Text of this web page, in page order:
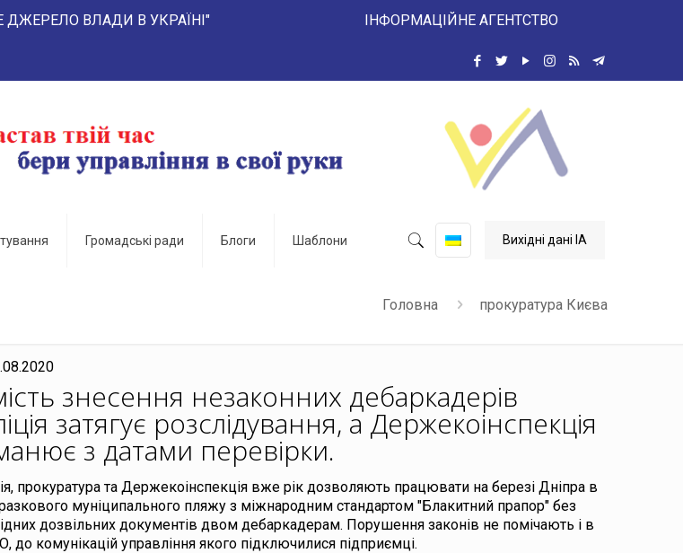
ВЛАДИ В УКРАЇНІ" ІНФОРМАЦІЙНЕ АГЕНТСТВО
Громадські ради Блоги Шаблони Вихідні дані ІА
Головна прокуратура Києва
знесення незаконних дебаркадерів
затягує розслідування, а Держекоінспекція
з датами перевірки.
прокуратура та Держекоінспекція вже рік дозволяють працювати на березі Дніпра в
муніципального пляжу з міжнародним стандартом "Блакитний прапор" без
дозвільних документів двом дебаркадерам. Порушення законів не помічають і в
до комунікацій управління якого підключилися підприємці.